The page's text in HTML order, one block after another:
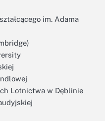
im. Adama
Lotnictwa w Dęblinie